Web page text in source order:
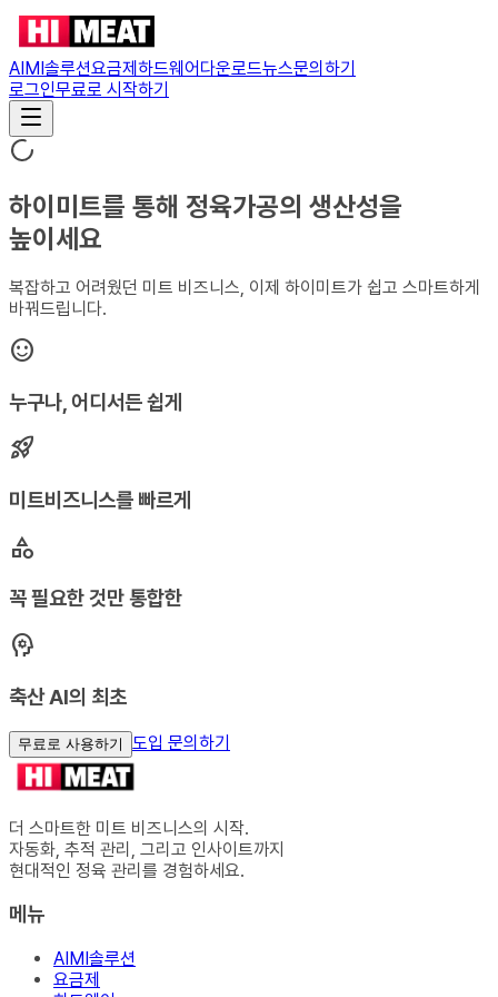
AIMI솔루션요금제하드웨어 다운로드뉴스문의하기
로그인무료로 시작하기
하이미트를 통해 정육가공의 생산성을
높이세요
복잡하고 어려웠던 미트 비즈니스, 이제 하이미트가 쉽고 스마트하게
바꿔드립니다.
sentiment_satisfied
누구나, 어디서든 쉽게
rocket_launch
미트비즈니스를 빠르게
category
꼭 필요한 것만 통합한
psychology
축산 AI의 최초
무료로 사용하기 도입 문의하기
더 스마트한 미트 비즈니스의 시작.
자동화, 추적 관리, 그리고 인사이트까지
현대적인 정육 관리를 경험하세요.
메뉴
AIMI솔루션
요금제